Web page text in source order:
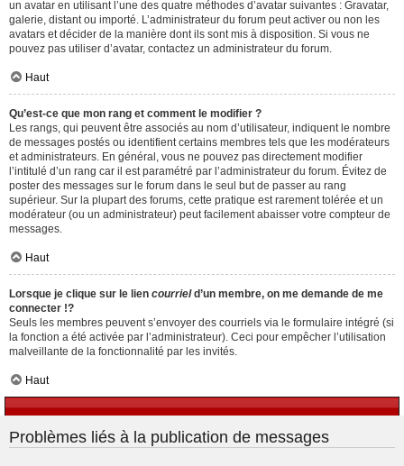
un avatar en utilisant l’une des quatre méthodes d’avatar suivantes : Gravatar,
galerie, distant ou importé. L’administrateur du forum peut activer ou non les
avatars et décider de la manière dont ils sont mis à disposition. Si vous ne
pouvez pas utiliser d’avatar, contactez un administrateur du forum.
Haut
Qu’est-ce que mon rang et comment le modifier ?
Les rangs, qui peuvent être associés au nom d’utilisateur, indiquent le nombre
de messages postés ou identifient certains membres tels que les modérateurs
et administrateurs. En général, vous ne pouvez pas directement modifier
l’intitulé d’un rang car il est paramétré par l’administrateur du forum. Évitez de
poster des messages sur le forum dans le seul but de passer au rang
supérieur. Sur la plupart des forums, cette pratique est rarement tolérée et un
modérateur (ou un administrateur) peut facilement abaisser votre compteur de
messages.
Haut
Lorsque je clique sur le lien courrield’un membre, on me demande de me
connecter !?
Seuls les membres peuvent s’envoyer des courriels via le formulaire intégré (si
la fonction a été activée par l’administrateur). Ceci pour empêcher l’utilisation
malveillante de la fonctionnalité par les invités.
Haut
Problèmes liés à la publication de messages